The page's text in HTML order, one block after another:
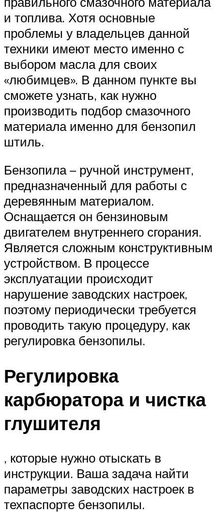
и топлива. Хотя основные
проблемы у владельцев данной
техники имеют место именно с
выбором масла для своих
«любимцев». В данном пункте вы
сможете узнать, как нужно
производить подбор смазочного
материала именно для бензопил
штиль.
Бензопила – ручной инструмент,
предназначенный для работы с
деревянным материалом.
Оснащается он бензиновым
двигателем внутреннего сгорания.
Является сложным конструктивным
устройством. В процессе
эксплуатации происходит
нарушение заводских настроек,
поэтому периодически требуется
проводить такую процедуру, как
регулировка бензопилы.
Регулировка
карбюратора и чистка
глушителя
, которые нужно отыскать в
инструкции. Ваша задача найти
параметры заводских настроек в
техпаспорте бензопилы.